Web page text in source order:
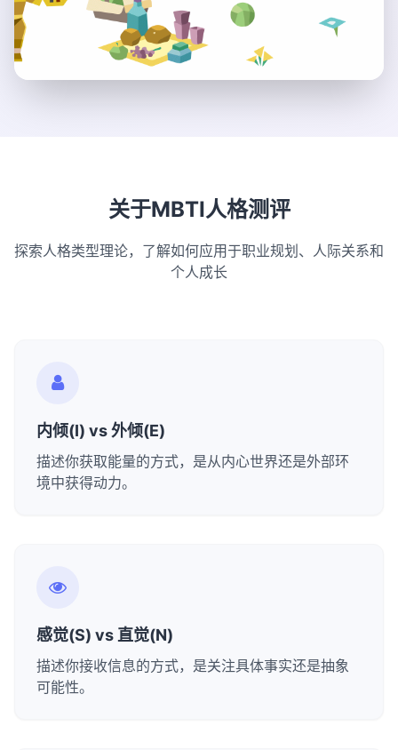
关于MBTI人格测评
探索人格类型理论，了解如何应用于职业规划、人际关系和
个人成长
内倾(I) vs 外倾(E)
描述你获取能量的方式，是从内心世界还是外部环
境中获得动力。
感觉(S) vs 直觉(N)
描述你接收信息的方式，是关注具体事实还是抽象
可能性。